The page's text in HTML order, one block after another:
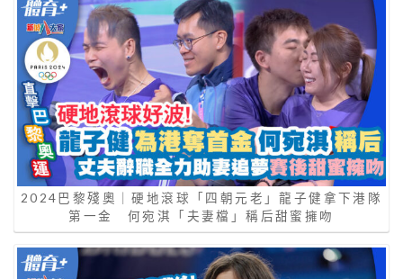
2024巴黎殘奧｜硬地滾球「四朝元老」龍子健拿下港隊
第一金 何宛淇「夫妻檔」稱后甜蜜擁吻